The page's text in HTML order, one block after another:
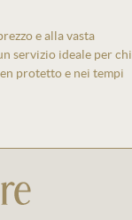
e alla vasta
servizio ideale per chi
protetto e nei tempi